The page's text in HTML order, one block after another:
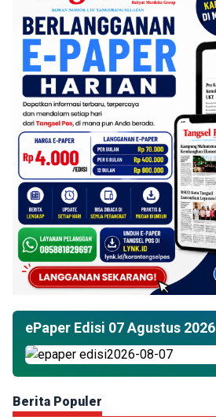
ePaper Edisi 07 Agustus 2026
Berita Populer